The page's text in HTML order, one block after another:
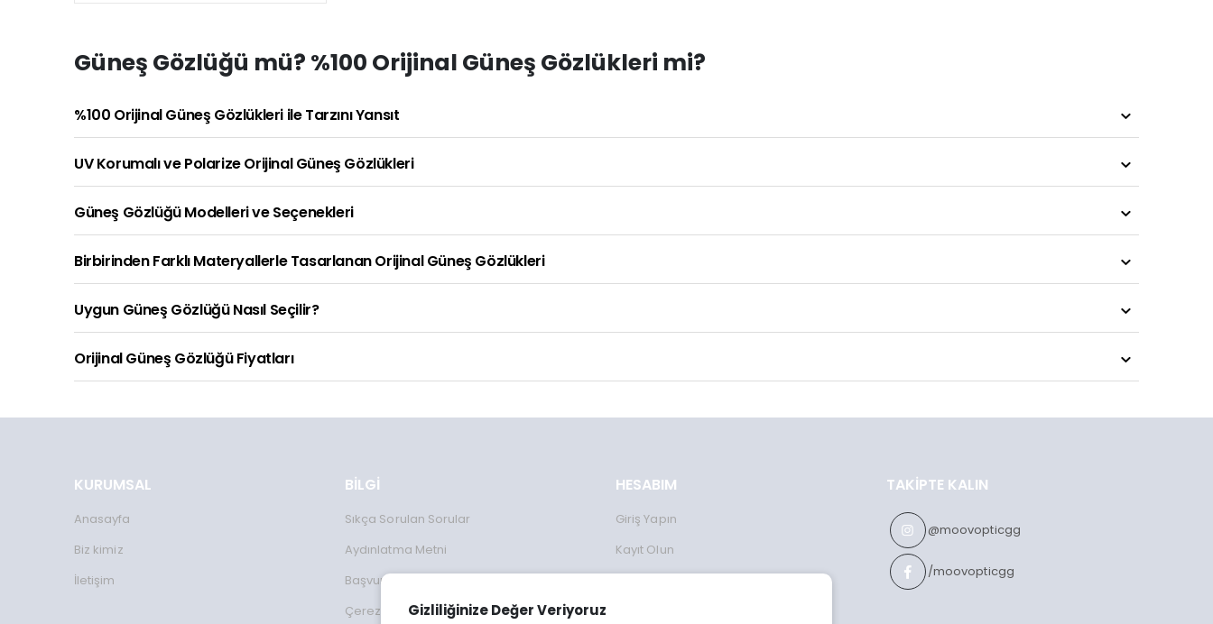
Gizliliğinize Değer Veriyoruz
Güneş Gözlüğü mü? %100 Orijinal Güneş Gözlükleri mi?
%100 Orijinal Güneş Gözlükleri ile Tarzını Yansıt
UV Korumalı ve Polarize Orijinal Güneş Gözlükleri
Güneş Gözlüğü Modelleri ve Seçenekleri
Birbirinden Farklı Materyallerle Tasarlanan Orijinal Güneş Gözlükleri
Uygun Güneş Gözlüğü Nasıl Seçilir?
Orijinal Güneş Gözlüğü Fiyatları
KURUMSAL
Anasayfa
Biz kimiz
İletişim
BİLGİ
Sıkça Sorulan Sorular
Aydınlatma Metni
Başvuru Formu
Çerez Kullanımı
HESABIM
Giriş Yapın
Kayıt Olun
TAKIPTE KALIN
@moovopticgg
/moovopticgg